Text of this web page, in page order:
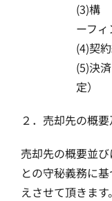
(3)
ーフ
(4)契
(5)決
定）
２．売却先の概
売却先の概要並
との守秘義務に
えさせて頂きま